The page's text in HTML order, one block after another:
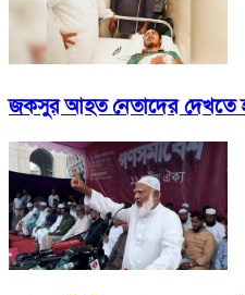
জকসুর আহত নেতাদের দেখতে